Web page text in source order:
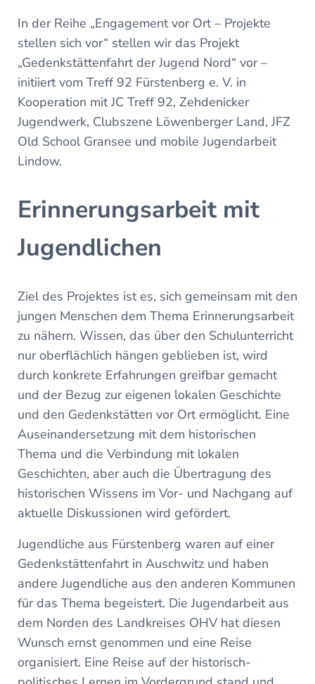
In der Reihe „Engagement vor Ort – Projekte
stellen sich vor“ stellen wir das Projekt
„Gedenkstättenfahrt der Jugend Nord“ vor –
initiiert vom Treff 92 Fürstenberg e. V. in
Kooperation mit JC Treff 92, Zehdenicker
Jugendwerk, Clubszene Löwenberger Land, JFZ
Old School Gransee und mobile Jugendarbeit
Lindow.
Erinnerungsarbeit mit
Jugendlichen
Ziel des Projektes ist es, sich gemeinsam mit den
jungen Menschen dem Thema Erinnerungsarbeit
zu nähern. Wissen, das über den Schulunterricht
nur oberflächlich hängen geblieben ist, wird
durch konkrete Erfahrungen greifbar gemacht
und der Bezug zur eigenen lokalen Geschichte
und den Gedenkstätten vor Ort ermöglicht. Eine
Auseinandersetzung mit dem historischen
Thema und die Verbindung mit lokalen
Geschichten, aber auch die Übertragung des
historischen Wissens im Vor- und Nachgang auf
aktuelle Diskussionen wird gefördert.
Jugendliche aus Fürstenberg waren auf einer
Gedenkstättenfahrt in Auschwitz und haben
andere Jugendliche aus den anderen Kommunen
für das Thema begeistert. Die Jugendarbeit aus
dem Norden des Landkreises OHV hat diesen
Wunsch ernst genommen und eine Reise
organisiert. Eine Reise auf der historisch-